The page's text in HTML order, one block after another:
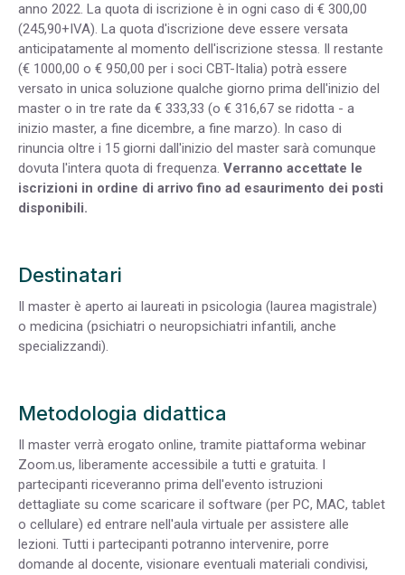
anno 2022. La quota di iscrizione è in ogni caso di € 300,00
(245,90+IVA). La quota d'iscrizione deve essere versata
anticipatamente al momento dell'iscrizione stessa. Il restante
(€ 1000,00 o € 950,00 per i soci CBT-Italia) potrà essere
versato in unica soluzione qualche giorno prima dell'inizio del
master o in tre rate da € 333,33 (o € 316,67 se ridotta - a
inizio master, a fine dicembre, a fine marzo). In caso di
rinuncia oltre i 15 giorni dall'inizio del master sarà comunque
dovuta l'intera quota di frequenza. Verranno accettate le
iscrizioni in ordine di arrivo fino ad esaurimento dei posti
disponibili.
Destinatari
Il master è aperto ai laureati in psicologia (laurea magistrale)
o medicina (psichiatri o neuropsichiatri infantili, anche
specializzandi).
Metodologia didattica
Il master verrà erogato online, tramite piattaforma webinar
Zoom.us, liberamente accessibile a tutti e gratuita. I
partecipanti riceveranno prima dell'evento istruzioni
dettagliate su come scaricare il software (per PC, MAC, tablet
o cellulare) ed entrare nell'aula virtuale per assistere alle
lezioni. Tutti i partecipanti potranno intervenire, porre
domande al docente, visionare eventuali materiali condivisi,